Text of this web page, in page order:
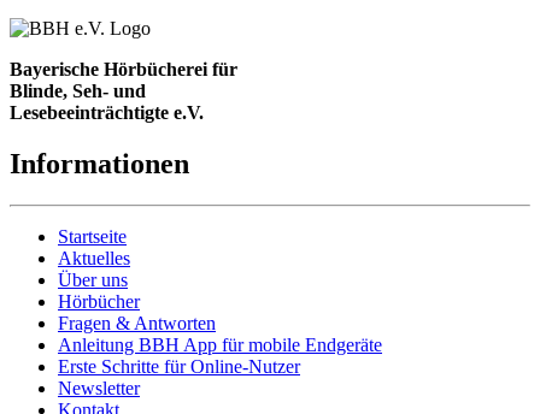
Bayerische Hörbücherei für
Blinde, Seh- und
Lesebeeinträchtigte e.V.
Informationen
Startseite
Aktuelles
Über uns
Hörbücher
Fragen & Antworten
Anleitung BBH App für mobile Endgeräte
Erste Schritte für Online-Nutzer
Newsletter
Kontakt